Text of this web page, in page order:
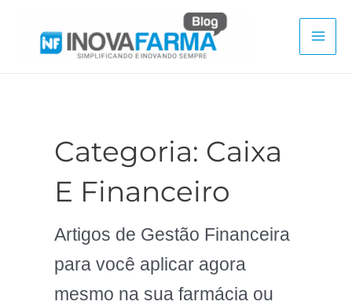
Main
Categoria: Caixa
E Financeiro
Artigos de Gestão Financeira
para você aplicar agora
mesmo na sua farmácia ou